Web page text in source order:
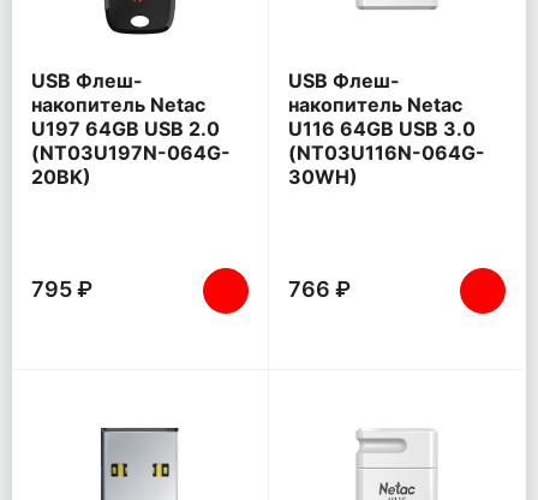
USB Флеш-
накопитель Netac
U197 64GB USB 2.0
(NT03U197N-064G-
20BK)
795 ₽
USB Флеш-
накопитель Netac
U116 64GB USB 3.0
(NT03U116N-064G-
30WH)
766 ₽